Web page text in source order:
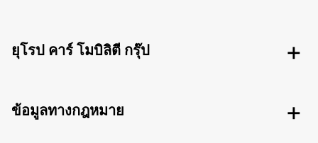
ยุโรป คาร์ โมบิลิตี กรุ๊ป
ข้อมูลทางกฎหมาย